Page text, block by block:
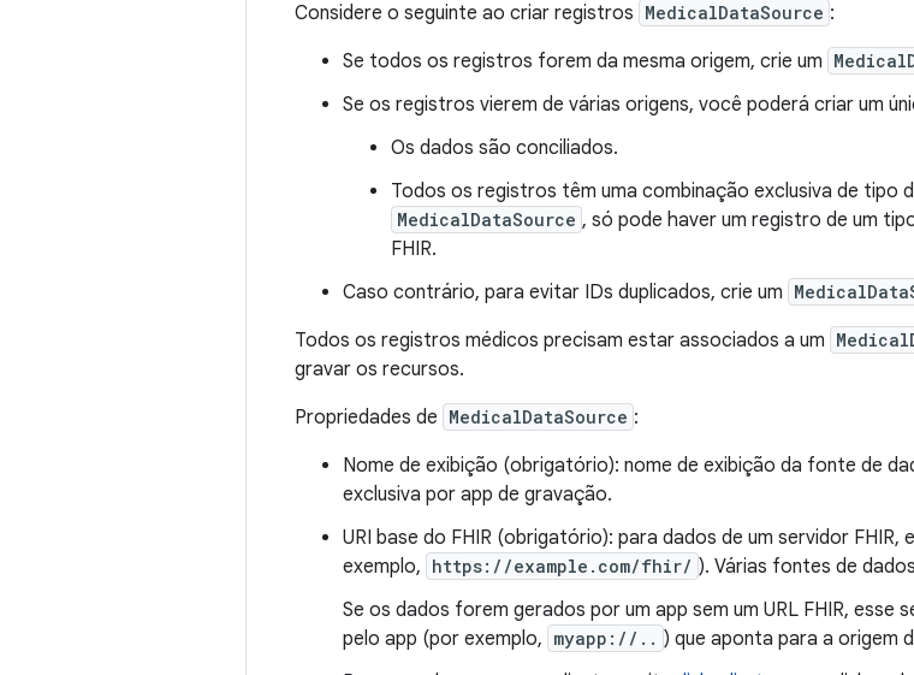
Considere o seguinte ao criar registros MedicalDataSource :
Se todos os registros forem da mesma origem, crie um
Se os registros vierem de várias origens, você poderá criar um
Os dados são conciliados.
Todos os registros têm uma combinação exclusiva de tipo
MedicalDataSource , só pode haver um registro de um
FHIR.
Caso contrário, para evitar IDs duplicados, crie um
Todos os registros médicos precisam estar associados a um
gravar os recursos.
Propriedades de MedicalDataSource :
Nome de exibição (obrigatório): nome de exibição da fonte de
exclusiva por app de gravação.
URI base do FHIR (obrigatório): para dados de um servidor FHIR,
exemplo, https://example.com/fhir/ ). Várias fontes de
Se os dados forem gerados por um app sem um URL FHIR, esse
pelo app (por exemplo, myapp://.. ) que aponta para a origem